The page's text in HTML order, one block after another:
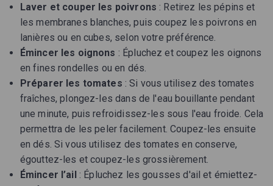
Laver et couper les poivrons : Retirez les pépins et
les membranes blanches, puis coupez les poivrons en
lanières ou en cubes, selon votre préférence.
Émincer les oignons : Épluchez et coupez les oignons
en fines rondelles ou en dés.
Préparer les tomates : Si vous utilisez des tomates
fraîches, plongez-les dans de l'eau bouillante pendant
une minute, puis refroidissez-les sous l'eau froide. Cela
permettra de les peler facilement. Coupez-les ensuite
en dés. Si vous utilisez des tomates en conserve,
égouttez-les et coupez-les grossièrement.
Émincer l’ail : Épluchez les gousses d'ail et émiettez-